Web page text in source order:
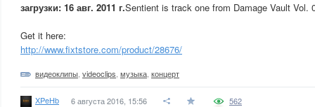
загрузки: 16 авг. 2011 г.Sentient is track one from Damage Vault Vol.
Get it here:
http://www.fixtstore.com/product/28676/
видеоклипы videoclips музыка концерт
XPeHb 6 августа 2016, 15:56 562